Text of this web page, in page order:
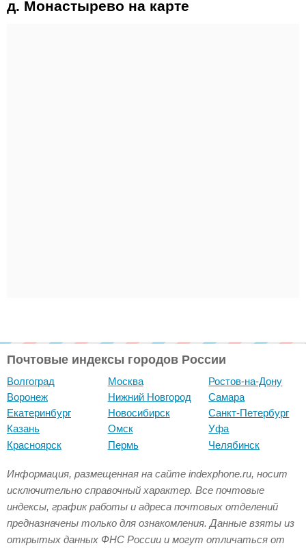
д. Монастырево на карте
Почтовые индексы городов России
Волгоград
Воронеж
Екатеринбург
Казань
Красноярск
Москва
Нижний Новгород
Новосибирск
Омск
Пермь
Ростов-на-Дону
Самара
Санкт-Петербург
Уфа
Челябинск
Информация, размещенная на сайте indexphone.ru, носит
исключительно справочный характер. Все почтовые
индексы, график работы и адреса почтовых отделений
предназначены только для ознакомления. Данные взяты из
открытых данных ФНС России и могут отличаться от